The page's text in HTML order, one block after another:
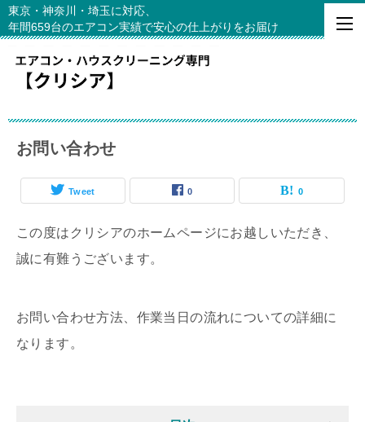
東京・神奈川・埼玉に対応、
年間659台のエアコン実績で安心の仕上がりをお届け
お問い合わせ
Tweet 0 0
この度はクリシアのホームページにお越しいただき、
誠に有難うございます。
お問い合わせ方法、作業当日の流れについての詳細に
なります。